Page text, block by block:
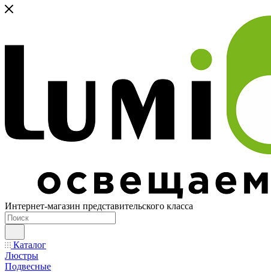
Интернет-магазин представительского класса
Каталог
Люстры
Подвесные